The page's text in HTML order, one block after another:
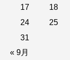
17
18
24
25
31
« 9月